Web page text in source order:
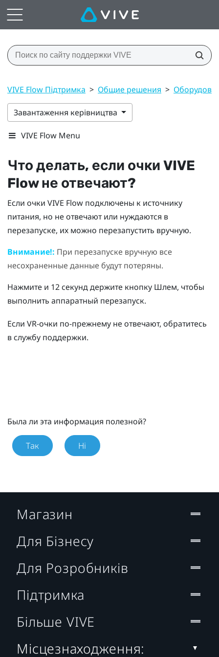
VIVE Flow Підтримка > Общие решения >
Завантаження керівництва
VIVE Flow Menu
Что делать, если очки VIVE
Flowне отвечают?
Если очки VIVE Flow подключены к источнику
питания, но не отвечают или нуждаются в
перезапуске, их можно перезапустить вручную.
Внимание!: При перезапуске вручную все
несохраненные данные будут потеряны.
Нажмите и 12 секунд держите кнопку Шлем, чтобы
выполнить аппаратный перезапуск.
Если VR-очки по-прежнему не отвечают, обратитесь
в службу поддержки.
Была ли эта информация полезной?
Так Ні
Магазин
Для Бізнесу
Для Розробників
Підтримка
Більше VIVE
Місцезнаходження: